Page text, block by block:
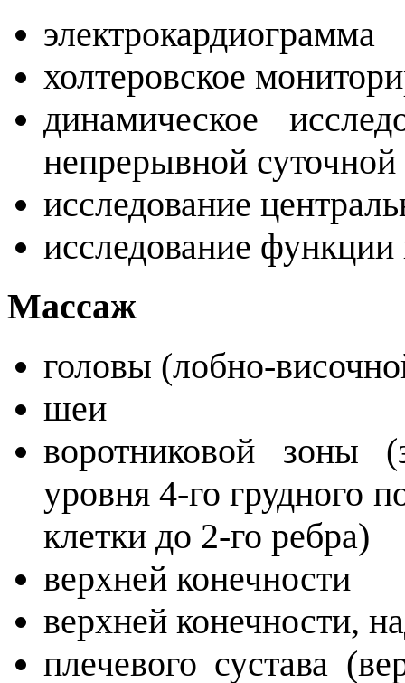
электрокардиограмма
холтеровское
динамическое
непрерывной
исследование
исследование
Массаж
головы (лобно-
шеи
воротниковой зоны
уровня 4-го грудного
клетки до 2-го ребра)
верхней конечности
верхней конечности,
плечевого сустава